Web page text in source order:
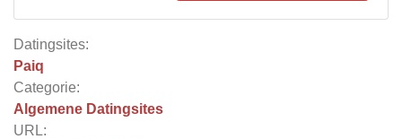
Datingsites:
Paiq
Categorie:
Algemene Datingsites
URL: